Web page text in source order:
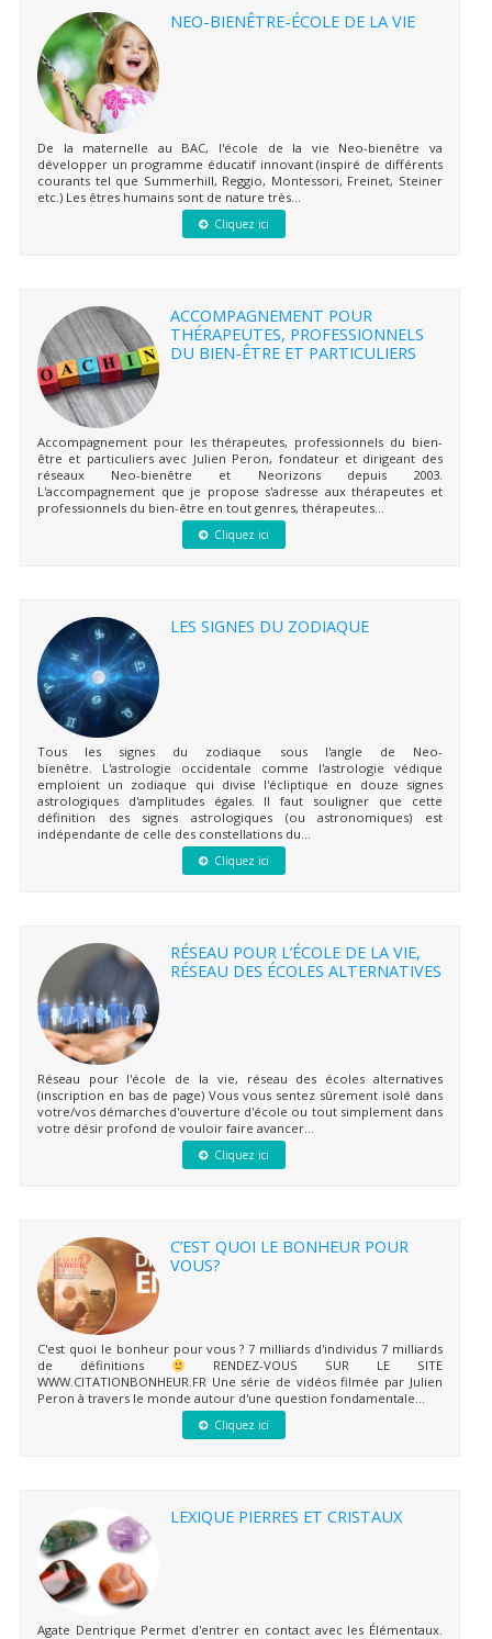
NEO-BIENÊTRE-ÉCOLE DE LA VIE
De la maternelle au BAC, l'école de la vie Neo-bienêtre va
développer un programme éducatif innovant (inspiré de différents
courants tel que Summerhill, Reggio, Montessori, Freinet, Steiner
etc.) Les êtres humains sont de nature très...
Cliquez ici
ACCOMPAGNEMENT POUR
THÉRAPEUTES, PROFESSIONNELS
DU BIEN-ÊTRE ET PARTICULIERS
Accompagnement pour les thérapeutes, professionnels du bien-
être et particuliers avec Julien Peron, fondateur et dirigeant des
réseaux Neo-bienêtre et Neorizons depuis 2003.
L'accompagnement que je propose s'adresse aux thérapeutes et
professionnels du bien-être en tout genres, thérapeutes...
Cliquez ici
LES SIGNES DU ZODIAQUE
Tous les signes du zodiaque sous l'angle de Neo-
bienêtre. L'astrologie occidentale comme l'astrologie védique
emploient un zodiaque qui divise l'écliptique en douze signes
astrologiques d'amplitudes égales. Il faut souligner que cette
définition des signes astrologiques (ou astronomiques) est
indépendante de celle des constellations du...
Cliquez ici
RÉSEAU POUR L’ÉCOLE DE LA VIE,
RÉSEAU DES ÉCOLES ALTERNATIVES
Réseau pour l'école de la vie, réseau des écoles alternatives
(inscription en bas de page) Vous vous sentez sûrement isolé dans
votre/vos démarches d'ouverture d'école ou tout simplement dans
votre désir profond de vouloir faire avancer...
Cliquez ici
C’EST QUOI LE BONHEUR POUR
VOUS?
C'est quoi le bonheur pour vous ? 7 milliards d'individus 7 milliards
de définitions
RENDEZ-VOUS SUR LE SITE
WWW.CITATIONBONHEUR.FR Une série de vidéos filmée par Julien
Peron à travers le monde autour d'une question fondamentale...
Cliquez ici
LEXIQUE PIERRES ET CRISTAUX
Agate Dentrique Permet d'entrer en contact avec les Élémentaux.